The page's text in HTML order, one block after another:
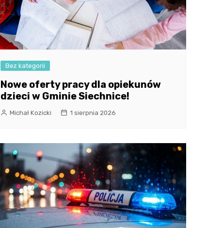
Bez kategorii
Nowe oferty pracy dla opiekunów
dzieci w Gminie Siechnice!
Michał Kozicki 1 sierpnia 2026